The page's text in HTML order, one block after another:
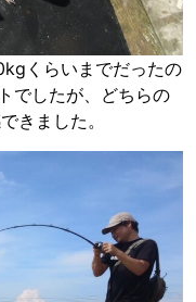
くらいまでだったの
でしたが、どちらの
きました。